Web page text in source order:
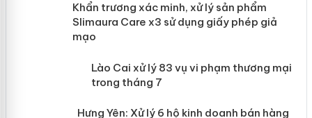
Khẩn trương xác minh, xử lý sản phẩm
Slimaura Care x3 sử dụng giấy phép giả
mạo
Lào Cai xử lý 83 vụ vi phạm thương
mại trong tháng 7